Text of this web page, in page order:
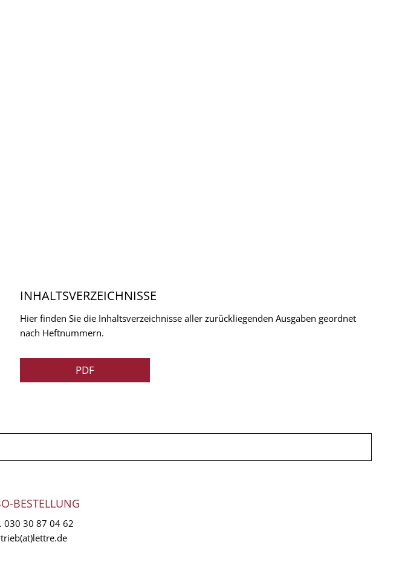
INHALTSVERZEICHNISSE
Hier finden Sie die Inhaltsverzeichnisse aller zurückliegenden Ausgaben geordnet
nach Heftnummern.
PDF
BESTELLUNG
030 30 87 04 62